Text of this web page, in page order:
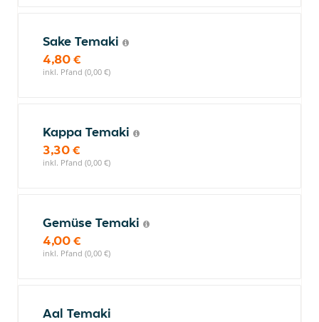
Sake Temaki
4,80 €
inkl. Pfand (0,00 €)
Kappa Temaki
3,30 €
inkl. Pfand (0,00 €)
Gemüse Temaki
4,00 €
inkl. Pfand (0,00 €)
Aal Temaki